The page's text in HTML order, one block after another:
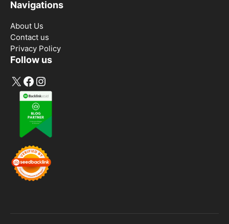
Navigations
About Us
Contact us
Privacy Policy
Follow us
X Facebook
Instagram